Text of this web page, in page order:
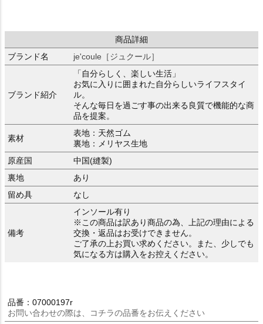
商品詳細
ブランド名
je'coule［ジュクール］
ブランド紹介
「自分らしく、楽しい生活」
お気に入りに囲まれた自分らしいライフスタイ
ル。
そんな毎日を過ごす事の出来る良質で機能的な商
品を提案。
素材
表地：天然ゴム
裏地：メリヤス生地
原産国
中国(縫製)
裏地
あり
留め具
なし
備考
インソール有り
※この商品は訳あり商品の為、上記の理由による
交換・返品はお受けできません。
ご了承の上お買い求めください。また、少しでも
気になる方は購入をお控えください。
品番：07000197r
お問い合わせの際は、コチラの品番をお伝えください